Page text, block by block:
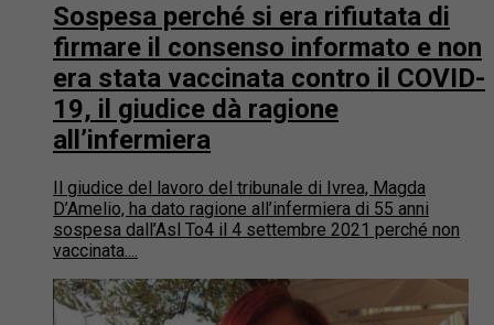
Sospesa perché si era rifiutata di
firmare il consenso informato e non
era stata vaccinata contro il COVID-
19, il giudice dà ragione
all’infermiera
Il giudice del lavoro del tribunale di Ivrea, Magda
D’Amelio, ha dato ragione all’infermiera di 55 anni
sospesa dall’Asl To4 il 4 settembre 2021 perché non
vaccinata....